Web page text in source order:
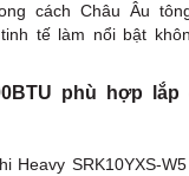
cách Châu Âu
tế làm nổi bật
phù hợp
Heavy SRK10YXS-